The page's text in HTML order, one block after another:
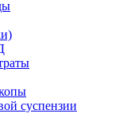
суспензии